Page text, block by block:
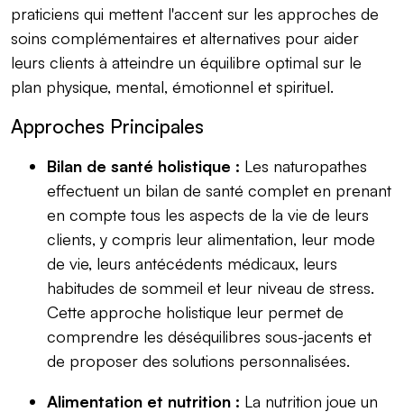
praticiens qui mettent l'accent sur les approches de
soins complémentaires et alternatives pour aider
leurs clients à atteindre un équilibre optimal sur le
plan physique, mental, émotionnel et spirituel.
Approches Principales
Bilan de santé holistique : Les naturopathes
effectuent un bilan de santé complet en prenant
en compte tous les aspects de la vie de leurs
clients, y compris leur alimentation, leur mode
de vie, leurs antécédents médicaux, leurs
habitudes de sommeil et leur niveau de stress.
Cette approche holistique leur permet de
comprendre les déséquilibres sous-jacents et
de proposer des solutions personnalisées.
Alimentation et nutrition : La nutrition joue un